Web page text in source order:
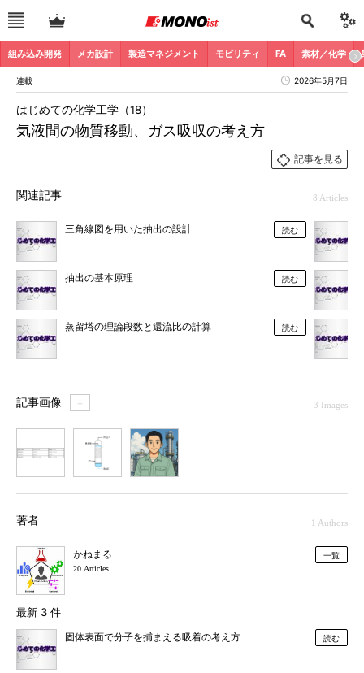
組み込み開発 メカ設計 製造マネジメント モビリティ FA 素材／化学
連載 2026年5月7日
気液間の物質移動、ガス吸収の考え方
はじめての化学工学（18）
記事を見る
関連記事 8 Articles
三角線図を用いた抽出の設計 読む
抽出の基本原理 読む
蒸留塔の理論段数と還流比の計算 読む
記事画像 ＋ 3 Images
著者 1 Authors
かねまる
20 Articles
一覧
最新 3 件
固体表面で分子を捕まえる吸着の考え方 読む